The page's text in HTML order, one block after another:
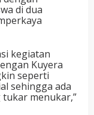
di dua
kegiatan
Kuyera
seperti
sehingga ada
menukar,”